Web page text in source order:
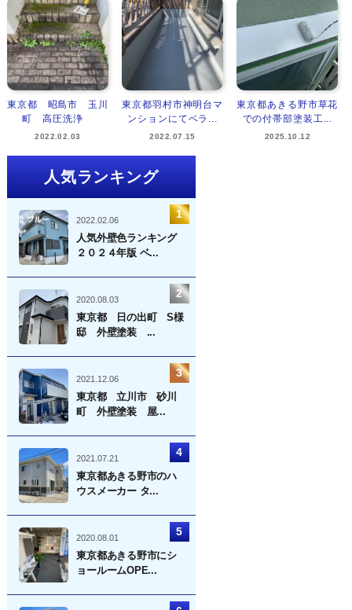
東京都 昭島市 玉川
町 高圧洗浄
2022.02.03
東京都羽村市神明台マ
ンションにてベラ...
2022.07.15
東京都あきる野市草花
での付帯部塗装工...
2025.10.12
人気ランキング
2022.02.06
人気外壁色ランキング
２０２４年版 ベ...
2020.08.03
東京都 日の出町 S様
邸 外壁塗装 ...
2021.12.06
東京都 立川市 砂川
町 外壁塗装 屋...
2021.07.21
東京都あきる野市のハ
ウスメーカー タ...
2020.08.01
東京都あきる野市にシ
ョールームOPE...